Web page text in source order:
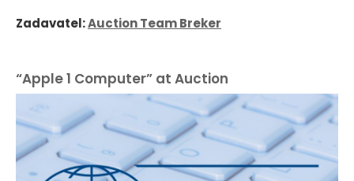
Zadavatel:Auction Team Breker
“Apple 1 Computer” at Auction